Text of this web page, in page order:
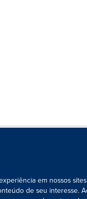
em nossos
de seu interesse.